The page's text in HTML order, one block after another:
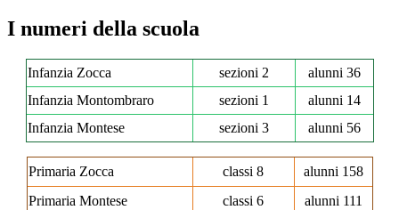
I numeri della scuola
Infanzia Zocca sezioni 2
alunni 36
Infanzia Montombraro
sezioni 1
alunni 14
Infanzia Montese
sezioni 3 alunni 56
Primaria Zocca classi 8
alunni 158
Primaria Montese
classi 6 alunni 111